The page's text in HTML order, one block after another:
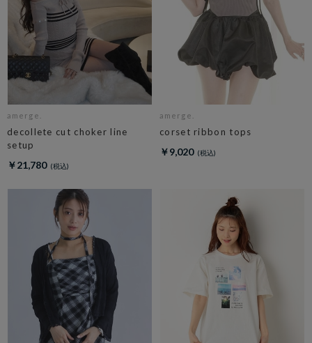
amerge.
decollete cut choker line
setup
￥21,780
amerge.
corset ribbon tops
￥9,020